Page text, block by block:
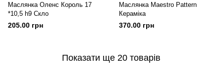
Маслянка Оленс Король 17
*10,5 h9 Скло
205.00 грн
Маслянка Maestro Pattern
Кераміка
370.00 грн
Показати ще 20 товарів